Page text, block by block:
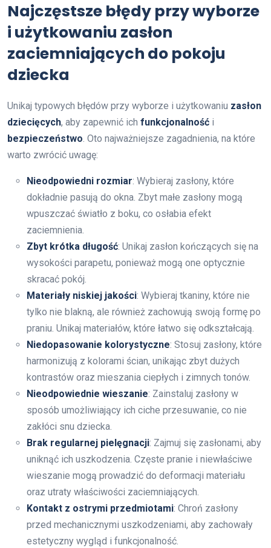
Najczęstsze błędy przy wyborze
i użytkowaniu zasłon
zaciemniających do pokoju
dziecka
Unikaj typowych błędów przy wyborze i użytkowaniu zasłon
dziecięcych, aby zapewnić ich funkcjonalność i
bezpieczeństwo. Oto najważniejsze zagadnienia, na które
warto zwrócić uwagę:
Nieodpowiedni rozmiar: Wybieraj zasłony, które
dokładnie pasują do okna. Zbyt małe zasłony mogą
wpuszczać światło z boku, co osłabia efekt
zaciemnienia.
Zbyt krótka długość: Unikaj zasłon kończących się na
wysokości parapetu, ponieważ mogą one optycznie
skracać pokój.
Materiały niskiej jakości: Wybieraj tkaniny, które nie
tylko nie blakną, ale również zachowują swoją formę po
praniu. Unikaj materiałów, które łatwo się odkształcają.
Niedopasowanie kolorystyczne: Stosuj zasłony, które
harmonizują z kolorami ścian, unikając zbyt dużych
kontrastów oraz mieszania ciepłych i zimnych tonów.
Nieodpowiednie wieszanie: Zainstaluj zasłony w
sposób umożliwiający ich ciche przesuwanie, co nie
zakłóci snu dziecka.
Brak regularnej pielęgnacji: Zajmuj się zasłonami, aby
uniknąć ich uszkodzenia. Częste pranie i niewłaściwe
wieszanie mogą prowadzić do deformacji materiału
oraz utraty właściwości zaciemniających.
Kontakt z ostrymi przedmiotami: Chroń zasłony
przed mechanicznymi uszkodzeniami, aby zachowały
estetyczny wygląd i funkcjonalność.